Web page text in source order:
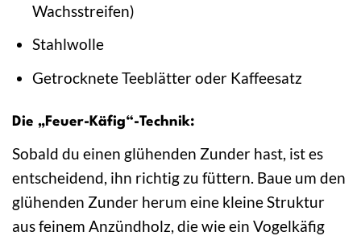
Wachsstreifen)
Stahlwolle
Getrocknete Teeblätter oder Kaffeesatz
Die „Feuer-Käfig“-Technik:
Sobald du einen glühenden Zunder hast, ist es
entscheidend, ihn richtig zu füttern. Baue um den
glühenden Zunder herum eine kleine Struktur
aus feinem Anzündholz, die wie ein Vogelkäfig